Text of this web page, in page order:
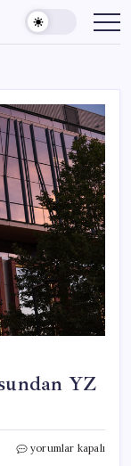
YZ
Google
yorumlar kapalı